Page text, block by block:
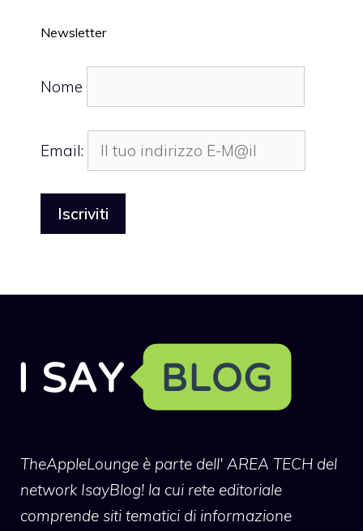
Newsletter
Nome
Email:
TheAppleLounge è parte dell' AREA TECH del
network IsayBlog! la cui rete editoriale
comprende siti tematici di informazione